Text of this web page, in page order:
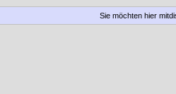
Sie möchten hier